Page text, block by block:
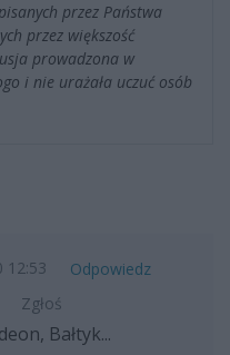
przez Państwa
przez większość
prowadzona w
i nie urażała uczuć osób
12:53
Odpowiedz
Zgłoś
Bałtyk...